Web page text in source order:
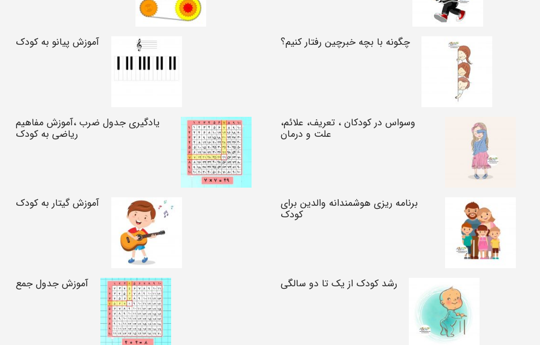
چگونه با بچه خبرچین رفتار کنیم؟
وسواس در کودکان ، تعریف، علائم،
علت و درمان
برنامه ریزی هوشمندانه والدین برای
کودک
رشد کودک از یک تا دو سالگی
آموزش پیانو به کودک
یادگیری جدول ضرب ،آموزش مفاهیم
ریاضی به کودک
آموزش گیتار به کودک
آموزش جدول جمع